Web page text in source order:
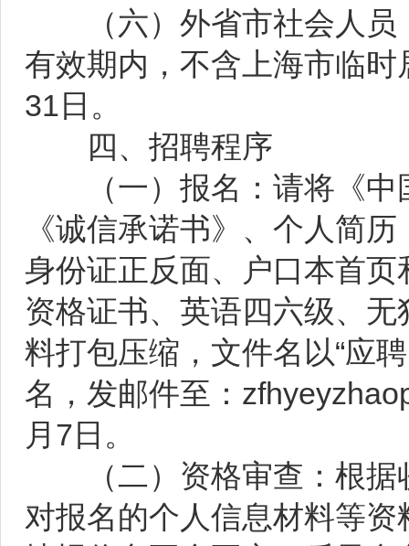
（六）外省市社会人员
有效期内，不含上海市临
31日。
四、招聘程序
（一）报名：请将《中
《诚信承诺书》、个人简
身份证正反面、户口本首
资格证书、英语四六级、
料打包压缩，文件名以“应
名，发邮件至：
月7日。
（二）资格审查：根据
对报名的个人信息材料等